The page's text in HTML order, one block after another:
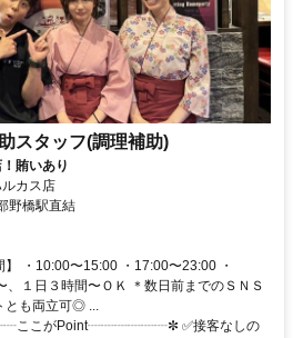
スタッフ(調理補助)
賄いあり
カス店
野橋駅直結
・10:00〜15:00 ・17:00〜23:00 ・
、１日３時間〜ＯＫ ＊数日前までのＳＮＳ
も両立可◎ ...
こがPoint┈┈┈┈┈┈✼ ✅接客なしの